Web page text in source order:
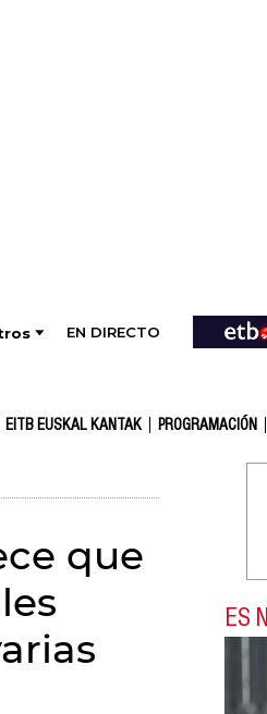
EN DIRECTO
EITB EUSKAL KANTAK PROGRAMACIÓN
que
ES